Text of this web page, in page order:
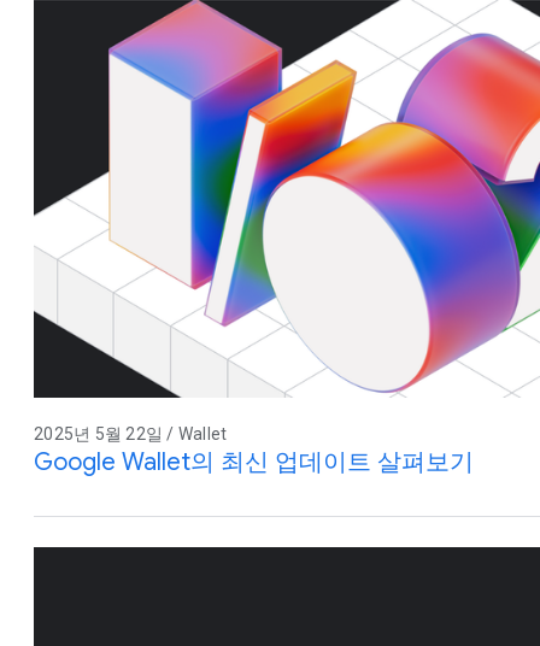
2025년 5월 22일 / Wallet
Google Wallet의 최신 업데이트 살펴보기